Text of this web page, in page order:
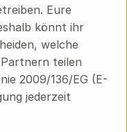
Eure
könnt ihr
welche
teilen
2009/136/EG (E-
jederzeit